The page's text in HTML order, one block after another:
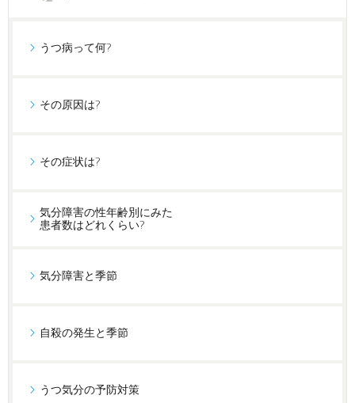
うつ病って何?
その原因は?
その症状は?
気分障害の性年齢別にみた
患者数はどれくらい?
気分障害と季節
自殺の発生と季節
うつ気分の予防対策